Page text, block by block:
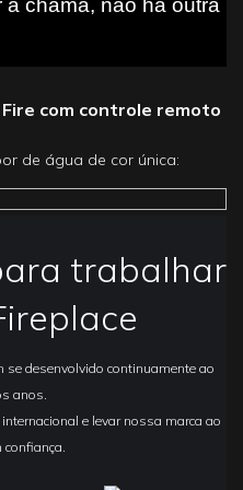
chama, não há outra
com controle remoto
de água de cor única:
trabalhar
desenvolvido continuamente ao
anos.
e levar nossa marca ao
confiança.